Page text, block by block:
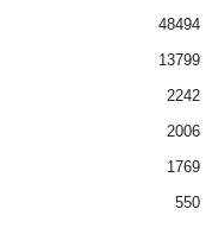
48494
13799
2242
2006
1769
550